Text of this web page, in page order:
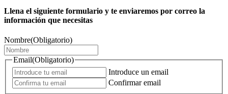
Llena el siguiente formulario y te enviaremos por correo la
información que necesitas
Nombre(Obligatorio)
Email(Obligatorio)
Introduce un email
Confirmar email